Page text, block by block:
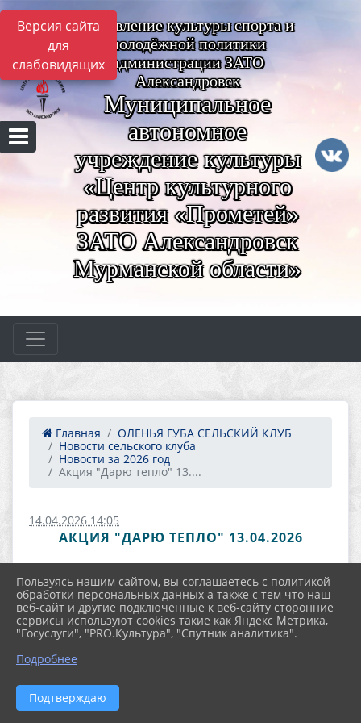
Версия сайта
для
слабовидящих
Управление культуры спорта и
молодёжной политики
администрации ЗАТО
Александровск
Муниципальное
автономное
учреждение культуры
«Центр культурного
развития «Прометей»
ЗАТО Александровск
Мурманской области»
Главная
ОЛЕНЬЯ ГУБА СЕЛЬСКИЙ КЛУБ
Новости сельского клуба
Новости за 2026 год
Акция "Дарю тепло" 13....
14.04.2026 14:05
АКЦИЯ "ДАРЮ ТЕПЛО" 13.04.2026
Пользуясь нашим сайтом, вы соглашаетесь с политикой
обработки персональных данных а также с тем что наш
веб-сайт и другие подключенные к веб-сайту сторонние
сервисы используют cookies такие как Яндекс Метрика,
"Госуслуги", "PRO.Культура", "Спутник аналитика".
Подробнее
Подтверждаю